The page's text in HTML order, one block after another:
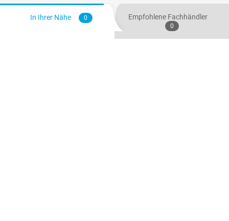
In Ihrer Nähe 0 Empfohlene Fachhändler
0